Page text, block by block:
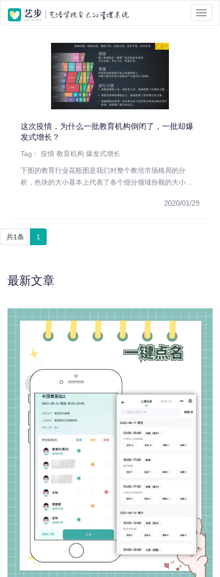
位置 : 首页 > Tag 标签页面 > 爆发式增长
这次疫情，为什么一批教育机构倒闭了，一批却爆
发式增长？
Tag：疫情 教育机构 爆发式增长
下图的教育行业花瓶图是我们对整个教培市场格局的分
析，色块的大小基本上代表了各个细分领域份额的大小、
2020/01/29
共1条 1
最新文章